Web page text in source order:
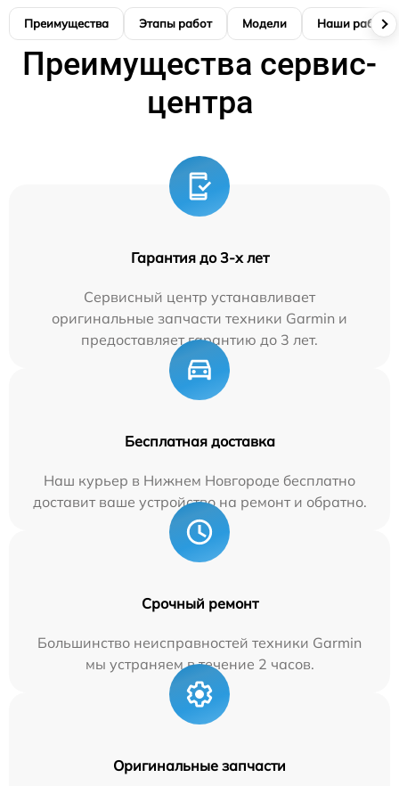
Преимущества Этапы работ Модели Наши работы
Преимущества сервис-
центра
Гарантия до 3-х лет
Сервисный центр устанавливает
оригинальные запчасти техники Garmin и
предоставляет гарантию до 3 лет.
Бесплатная доставка
Наш курьер в Нижнем Новгороде бесплатно
доставит ваше устройство на ремонт и обратно.
Срочный ремонт
Большинство неисправностей техники Garmin
мы устраняем в течение 2 часов.
Оригинальные запчасти